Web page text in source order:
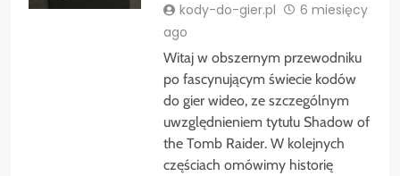
kody-do-gier.pl
6 miesięcy
ago
Witaj w obszernym przewodniku
po fascynującym świecie kodów
do gier wideo, ze szczególnym
uwzględnieniem tytułu Shadow of
the Tomb Raider. W kolejnych
częściach omówimy historię